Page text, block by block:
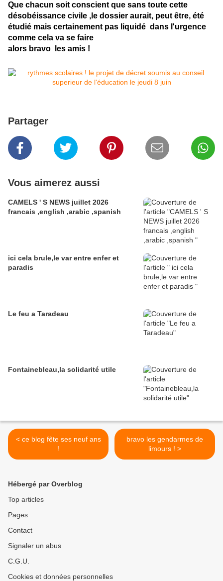
Que chacun soit conscient que sans toute cette
désobéissance civile ,le dossier aurait, peut être, été
étudié mais certainement pas liquidé dans l'urgence
comme cela va se faire
alors bravo les amis !
Partager
Vous aimerez aussi
CAMELS ' S NEWS juillet 2026
francais ,english ,arabic ,spanish
ici cela brule,le var entre enfer et
paradis
Le feu a Taradeau
Fontainebleau,la solidarité utile
< ce blog fête ses neuf ans
!
bravo les gendarmes de
limours ! >
Hébergé par Overblog
Top articles
Pages
Contact
Signaler un abus
C.G.U.
Cookies et données personnelles